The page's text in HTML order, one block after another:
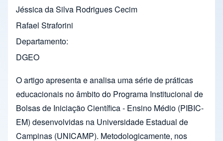
Jéssica da Silva Rodrigues Cecim
Rafael Straforini
Departamento
DGEO
O artigo apresenta e analisa uma série de práticas
educacionais no âmbito do Programa Institucional de
Bolsas de Iniciação Científica - Ensino Médio (PIBIC-
EM) desenvolvidas na Universidade Estadual de
Campinas (UNICAMP). Metodologicamente, nos